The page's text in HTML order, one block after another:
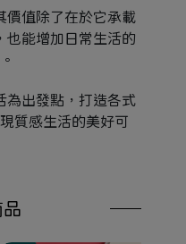
價值除了在於它承載
也能增加日常生活的
為出發點，打造各式
質感生活的美好可